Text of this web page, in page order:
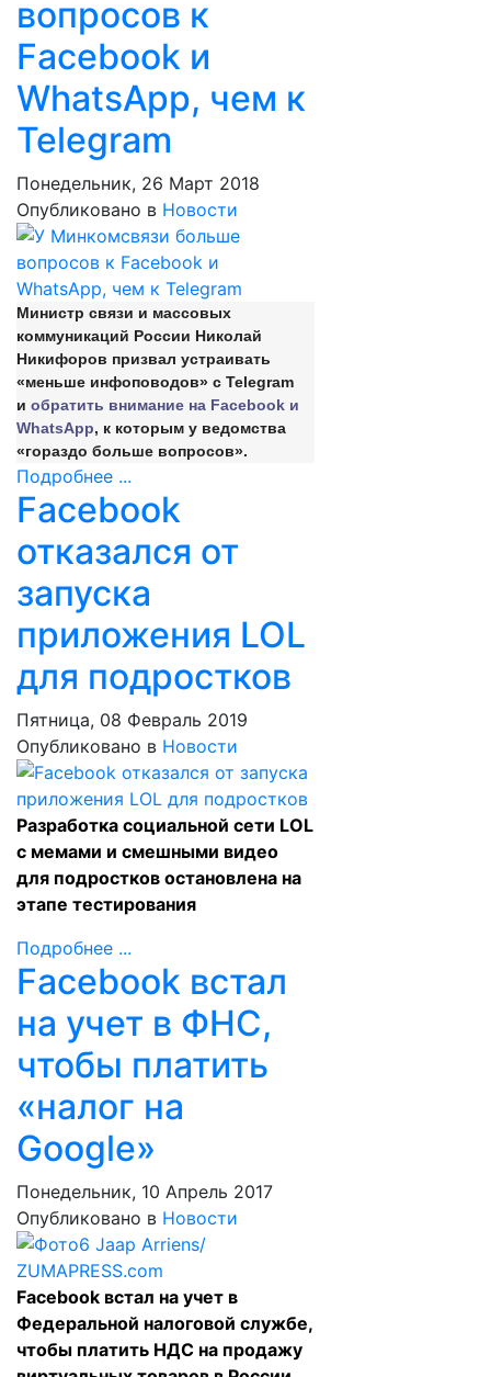
вопросов к
Facebook и
WhatsApp, чем к
Telegram
Понедельник, 26 Март 2018
Опубликовано в Новости
Министр связи и массовых
коммуникаций России Николай
Никифоров призвал устраивать
«меньше инфоповодов» с Telegram
и обратить внимание на Facebook и
WhatsApp, к которым у ведомства
«гораздо больше вопросов».
Подробнее ...
Facebook
отказался от
запуска
приложения LOL
для подростков
Пятница, 08 Февраль 2019
Опубликовано в Новости
Разработка социальной сети LOL
с мемами и смешными видео
для подростков остановлена на
этапе тестирования
Подробнее ...
Facebook встал
на учет в ФНС,
чтобы платить
«налог на
Google»
Понедельник, 10 Апрель 2017
Опубликовано в Новости
Facebook встал на учет в
Федеральной налоговой службе,
чтобы платить НДС на продажу